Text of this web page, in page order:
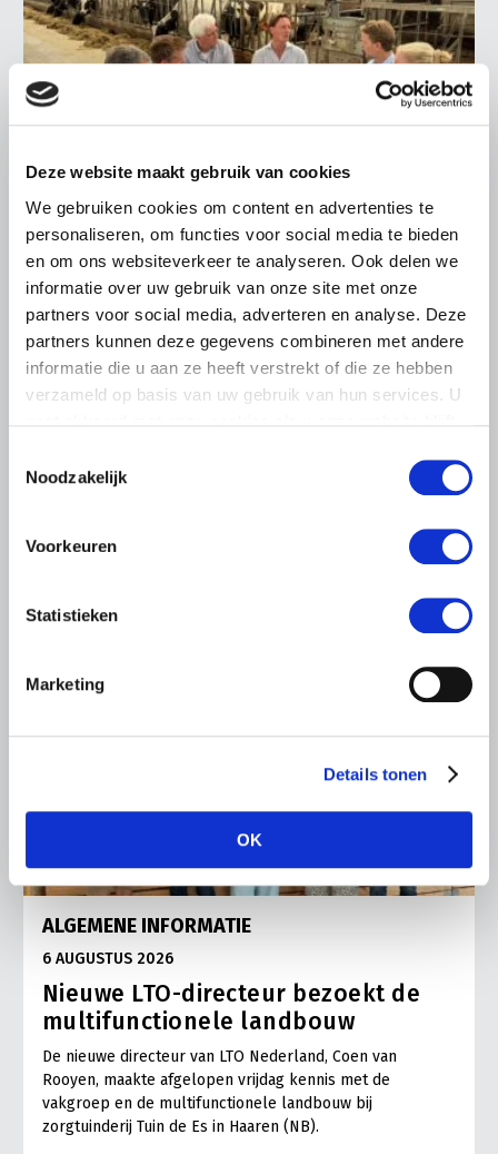
Deze website maakt gebruik van cookies
We gebruiken cookies om content en advertenties te
personaliseren, om functies voor social media te bieden
en om ons websiteverkeer te analyseren. Ook delen we
informatie over uw gebruik van onze site met onze
partners voor social media, adverteren en analyse. Deze
partners kunnen deze gegevens combineren met andere
informatie die u aan ze heeft verstrekt of die ze hebben
verzameld op basis van uw gebruik van hun services. U
Noodzakelijk
Voorkeuren
Statistieken
Marketing
Details tonen
OK
LTO LOBBY
Kamerlid Goudzwaard (JA21)
bezoekt melkveehouderij in
Súdwest-Fryslân
LTO Nederland ontving gisteren Tweede Kamerlid
Vries in It Heidenskip.
ALGEMENE INFORMATIE
6 AUGUSTUS 2026
Nieuwe LTO-directeur bezoekt de
multifunctionele landbouw
De nieuwe directeur van LTO Nederland, Coen van
Rooyen, maakte afgelopen vrijdag kennis met de
vakgroep en de multifunctionele landbouw bij
zorgtuinderij Tuin de Es in Haaren (NB).